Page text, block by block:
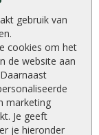
gebruik van
cookies om het
de website aan
marketing
Je geeft
je hieronder